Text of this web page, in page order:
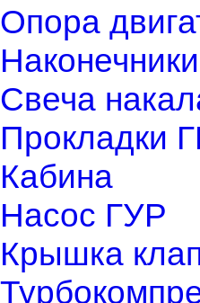
Опора
Свеча
Прокладки
Кабина
Насос ГУР
Крышка